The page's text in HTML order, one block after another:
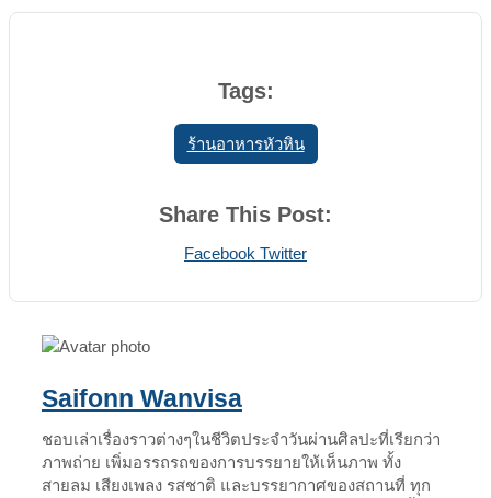
Tags:
ร้านอาหารหัวหิน
Share This Post:
Facebook TwitterPrint
Share
Email
Saifonn Wanvisa
ชอบเล่าเรื่องราวต่างๆในชีวิตประจำวันผ่านศิลปะที่เรียกว่า
ภาพถ่าย เพิ่มอรรถรถของการบรรยายให้เห็นภาพ ทั้ง
สายลม เสียงเพลง รสชาติ และบรรยากาศของสถานที่ ทุก